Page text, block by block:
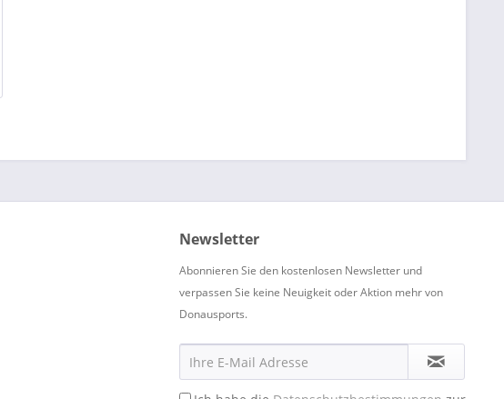
Newsletter
Abonnieren Sie den kostenlosen Newsletter und
verpassen Sie keine Neuigkeit oder Aktion mehr von
Donausports.